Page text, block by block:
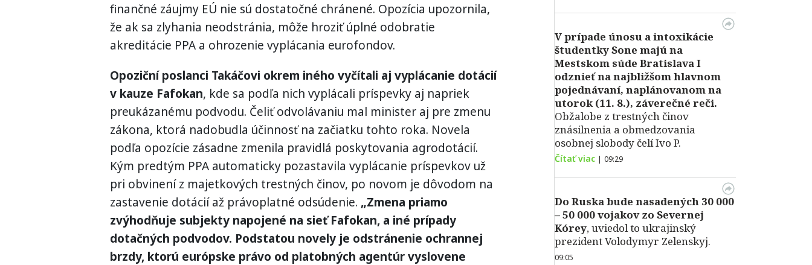
finančné záujmy EÚ nie sú dostatočné chránené. Opozícia upozornila,
že ak sa zlyhania neodstránia, môže hroziť úplné odobratie
akreditácie PPA a ohrozenie vyplácania eurofondov.
Opoziční poslanci Takáčovi okrem iného vyčítali aj vyplácanie dotácií
v kauze Fafokan, kde sa podľa nich vyplácali príspevky aj napriek
preukázanému podvodu. Čeliť odvolávaniu mal minister aj pre zmenu
zákona, ktorá nadobudla účinnosť na začiatku tohto roka. Novela
podľa opozície zásadne zmenila pravidlá poskytovania agrodotácií.
Kým predtým PPA automaticky pozastavila vyplácanie príspevkov už
pri obvinení z majetkových trestných činov, po novom je dôvodom na
zastavenie dotácií až právoplatné odsúdenie. „Zmena priamo
zvýhodňuje subjekty napojené na sieť Fafokan, a iné prípady
dotačných podvodov. Podstatou novely je odstránenie ochrannej
brzdy, ktorú európske právo od platobných agentúr vyslovene
V prípade únosu a intoxikácie
študentky Sone majú na
Mestskom súde Bratislava I
odznieť na najbližšom hlavnom
pojednávaní, naplánovanom na
utorok (11. 8.), záverečné reči.
Obžalobe z trestných činov
znásilnenia a obmedzovania
osobnej slobody čelí Ivo P.
Čítať viac | 09:29
Do Ruska bude nasadených 30 000
– 50 000 vojakov zo Severnej
Kórey, uviedol to ukrajinský
prezident Volodymyr Zelenskyj.
09:05